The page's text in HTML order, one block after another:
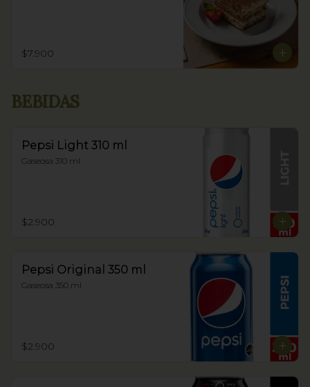
$7.900
BEBIDAS
Pepsi Light 310 ml
Gaseosa 310 ml
$2.900
Pepsi Original 350 ml
Gaseosa 350 ml
$2.900